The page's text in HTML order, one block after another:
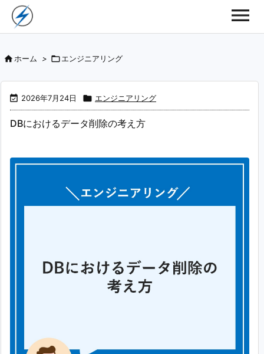
ホーム > エンジニアリング
 2026年7月24日  エンジニアリング
DBにおけるデータ削除の考え方